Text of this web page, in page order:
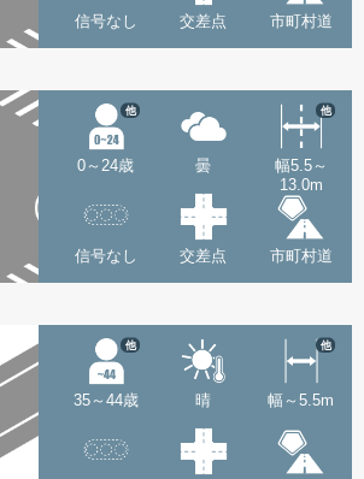
信号なし 交差点 市町村道
0～24歳
他
曇
幅5.5～
13.0m
他
信号なし 交差点 市町村道
35～44歳
他
晴 幅～5.5m
他